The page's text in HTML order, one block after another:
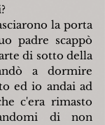
la porta
padre scappò
di sotto della
a dormire
ed io andai ad
c'era rimasto
di non